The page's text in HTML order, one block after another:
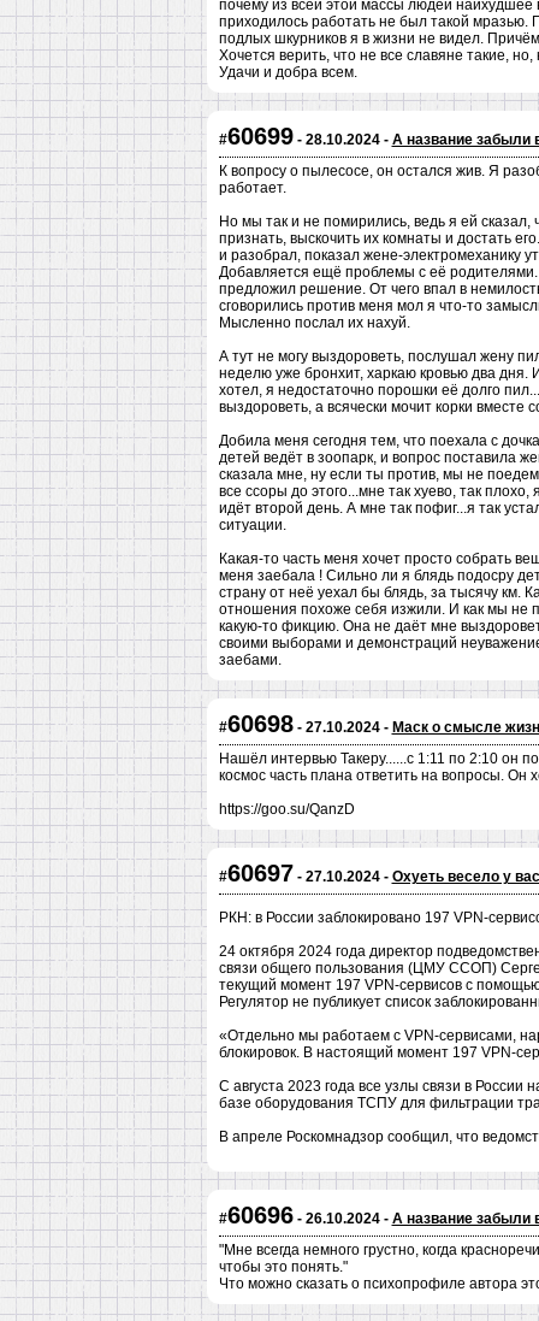
почему из всей этой массы людей наихудшее
приходилось работать не был такой мразью.
подлых шкурников я в жизни не видел.
Хочется верить, что не все славяне такие,
Удачи и добра всем.
#60699- 28.10.2024 - А название забыли
К вопросу о пылесосе, он остался жив. Я
работает.
Но мы так и не помирились, ведь я ей
признать, выскочить их комнаты и достать
и разобрал, показал жене-электромеханику
Добавляется ещё проблемы с её
предложил решение. От чего впал в
сговорились против меня мол я что-то
Мысленно послал их нахуй.
А тут не могу выздороветь, послушал жену
неделю уже бронхит, харкаю кровью два дня.
хотел, я недостаточно порошки её долго
выздороветь, а всячески мочит корки вместе
Добила меня сегодня тем, что поехала с
детей ведёт в зоопарк, и вопрос поставила
сказала мне, ну если ты против, мы не
все ссоры до этого...мне так хуево, так
идёт второй день. А мне так пофиг...я так
ситуации.
Какая-то часть меня хочет просто собрать
меня заебала ! Сильно ли я блядь подосру
страну от неё уехал бы блядь, за тысячу км.
отношения похоже себя изжили. И как мы не
какую-то фикцию. Она не даёт мне
своими выборами и демонстраций
заебами.
#60698- 27.10.2024 - Маск о смысле
Нашёл интервью Такеру......с 1:11 по 2:10 он
космос часть плана ответить на вопросы. Он
https://goo.su/QanzD
#60697 - 27.10.2024 - Охуеть весело у
РКН: в России заблокировано 197 VPN-
24 октября 2024 года директор
связи общего пользования (ЦМУ ССОП)
текущий момент 197 VPN-сервисов с
Регулятор не публикует список
«Отдельно мы работаем с VPN-сервисами,
блокировок. В настоящий момент 197 VPN-
С августа 2023 года все узлы связи в
базе оборудования ТСПУ для фильтрации
В апреле Роскомнадзор сообщил, что
#60696- 26.10.2024 - А название забыли
"Мне всегда немного грустно, когда
чтобы это понять."
Что можно сказать о психопрофиле автора